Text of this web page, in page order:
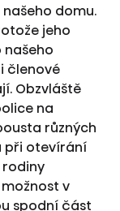
našeho domu.
jeho
členové
Obzvláště
na
různých
při otevírání
rodiny
v
spodní část